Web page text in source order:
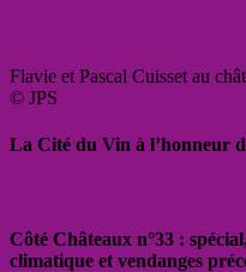
Flavie et Pascal Cuisset au
© JPS
La Cité du Vin à l’honneur
Côté Châteaux n°33 :
climatique et vendanges